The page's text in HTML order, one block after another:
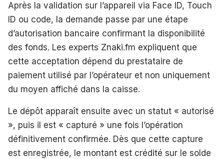
Après la validation sur l’appareil via Face ID, Touch
ID ou code, la demande passe par une étape
d’autorisation bancaire confirmant la disponibilité
des fonds. Les experts Znaki.fm expliquent que
cette acceptation dépend du prestataire de
paiement utilisé par l’opérateur et non uniquement
du moyen affiché dans la caisse.
Le dépôt apparaît ensuite avec un statut « autorisé
», puis il est « capturé » une fois l’opération
définitivement confirmée. Dès que cette capture
est enregistrée, le montant est crédité sur le solde